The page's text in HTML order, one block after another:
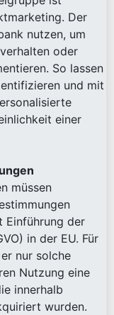
Der
nutzen, um
oder
So lassen
und mit
einer
müssen
Einführung der
in der EU. Für
nur solche
Nutzung eine
innerhalb
wurden.